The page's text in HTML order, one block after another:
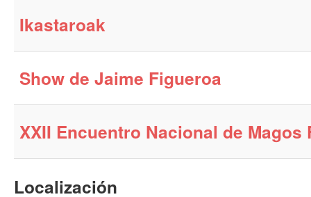
Ikastaroak
Show de Jaime Figueroa
XXII Encuentro Nacional de
Localización